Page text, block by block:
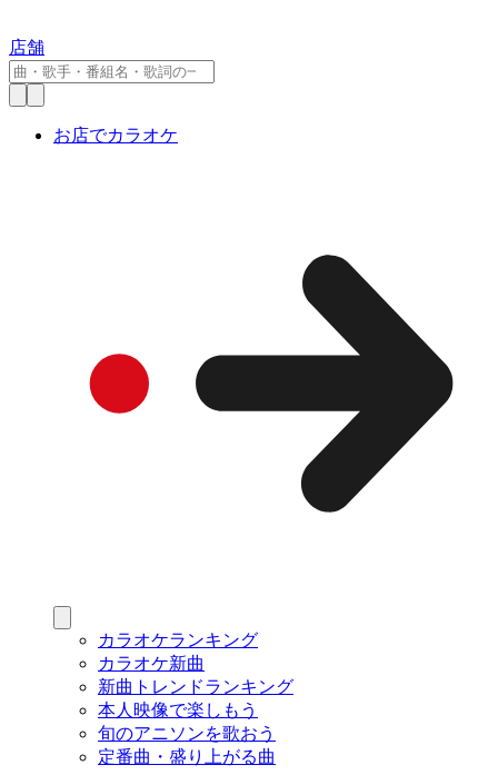
店舗
お店でカラオケ
カラオケランキング
カラオケ新曲
新曲トレンドランキング
本人映像で楽しもう
旬のアニソンを歌おう
定番曲・盛り上がる曲